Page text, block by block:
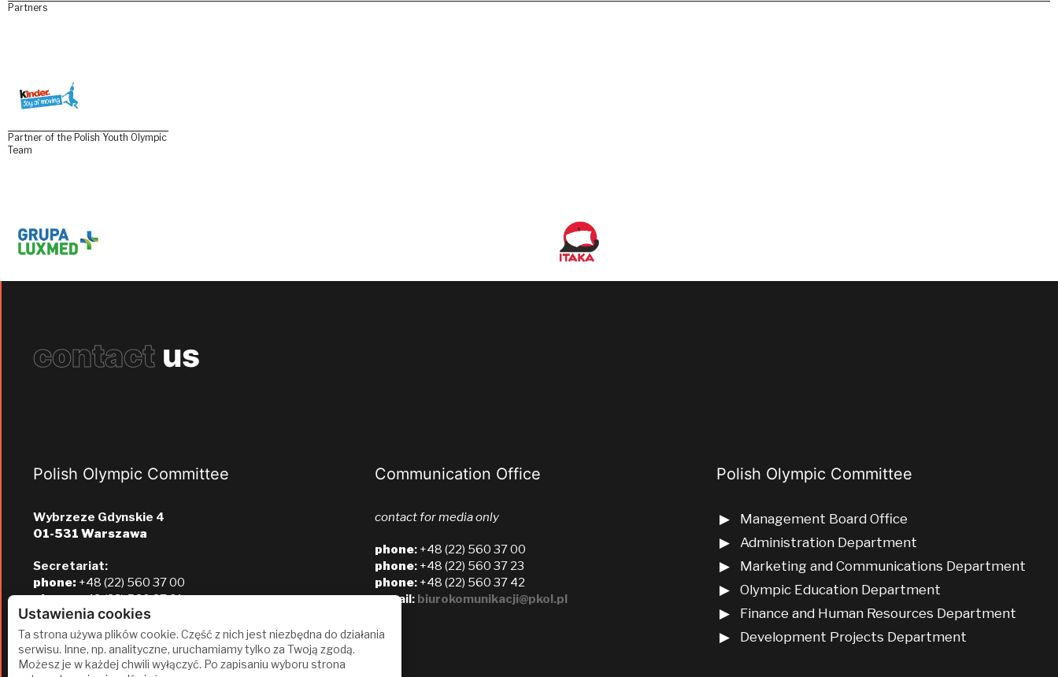
Partners
Partner of the Polish Youth Olympic
Team
contact us
Polish Olympic Committee
Wybrzeze Gdynskie 4
01-531 Warszawa
Secretariat:
phone: +48 (22) 560 37 00
phone:+48 (22) 560 37 01
e-mail:pkol@pkol.pl
Communication Office
contact for media only
phone:+48 (22) 560 37 00
phone:+48 (22) 560 37 23
phone:+48 (22) 560 37 42
e-mail: biurokomunikacji@pkol.pl
Polish Olympic Committee
Management Board Office
Administration Department
Marketing and Communications Department
Olympic Education Department
Finance and Human Resources Department
Development Projects Department
Ustawienia cookies
Ta strona używa plików cookie. Część z nich jest niezbędna do działania
serwisu. Inne, np. analityczne, uruchamiamy tylko za Twoją zgodą.
Możesz je w każdej chwili wyłączyć. Po zapisaniu wyboru strona